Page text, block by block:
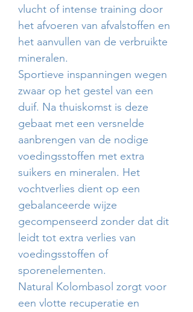
vlucht of intense training door
het afvoeren van afvalstoffen en
het aanvullen van de verbruikte
mineralen.
Sportieve inspanningen wegen
zwaar op het gestel van een
duif. Na thuiskomst is deze
gebaat met een versnelde
aanbrengen van de nodige
voedingsstoffen met extra
suikers en mineralen. Het
vochtverlies dient op een
gebalanceerde wijze
gecompenseerd zonder dat dit
leidt tot extra verlies van
voedingsstoffen of
sporenelementen.
Natural Kolombasol zorgt voor
een vlotte recuperatie en